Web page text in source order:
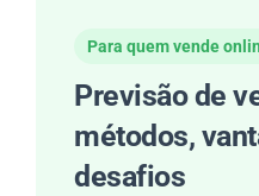
Para quem vende
Previsão de
métodos,
desafios